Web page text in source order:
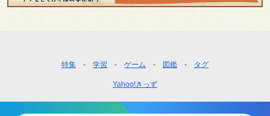
ー
特集 学習 ゲーム 図鑑 タグ
Yahoo!きっず